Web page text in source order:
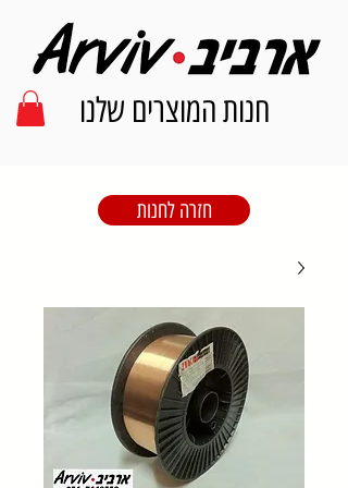
חנות המוצרים שלנו
חזרה לחנות